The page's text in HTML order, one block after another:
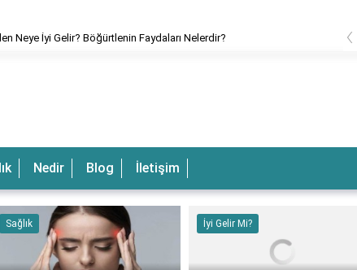
Neye İyi Gelir? Böğürtlenin Faydaları Nelerdir? ‹
Nedir Blog İletişim
Sağlık İyi Gelir Mi?